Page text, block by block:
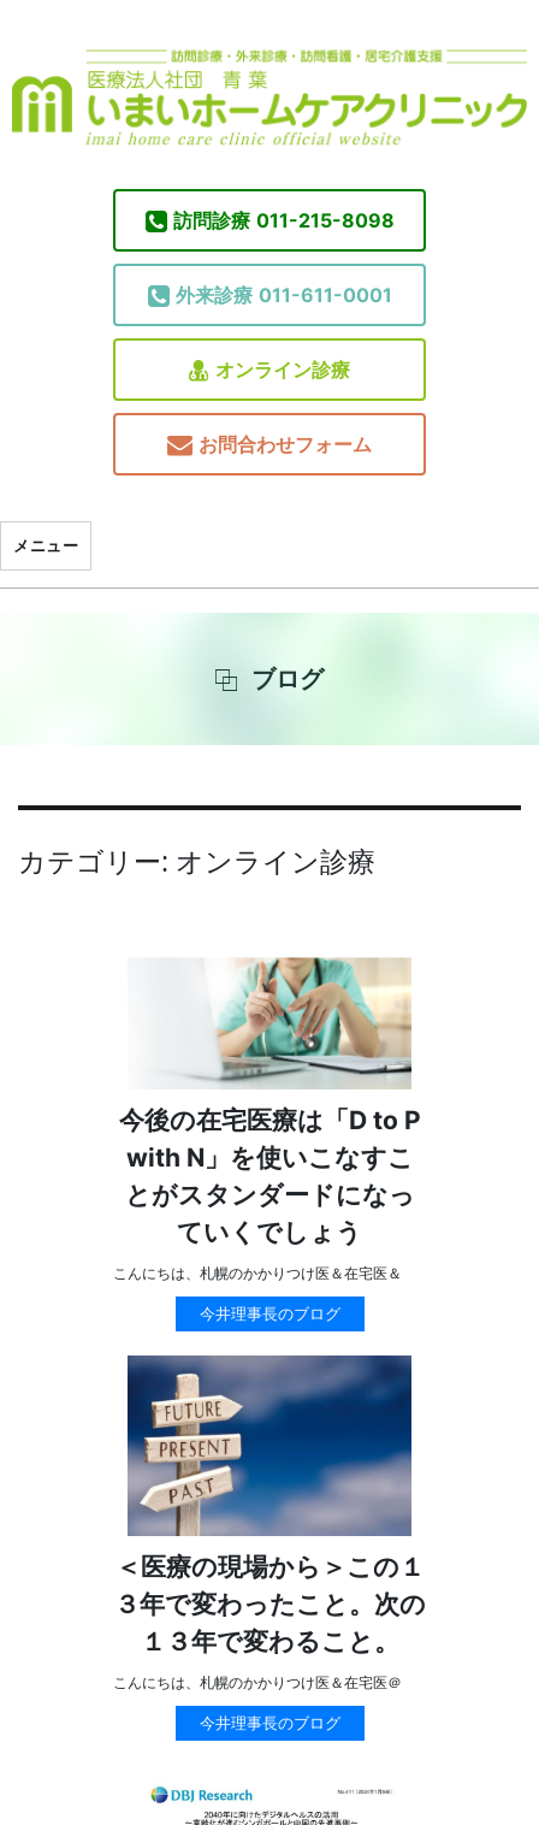
訪問診療 011-215-8098
外来診療 011-611-0001
オンライン診療
お問合わせフォーム
メニュー
ブログ
カテゴリー: オンライン診療
今後の在宅医療は「D to P
with N」を使いこなすこ
とがスタンダードになっ
ていくでしょう
こんにちは、札幌のかかりつけ医＆在宅医＆
今井理事長のブログ
＜医療の現場から＞この１
３年で変わったこと。次の
１３年で変わること。
こんにちは、札幌のかかりつけ医＆在宅医＠
今井理事長のブログ